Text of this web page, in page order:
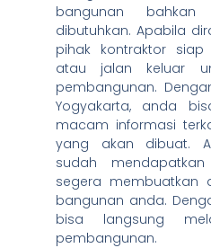
bangunan bahkan
dibutuhkan. Apabila
pihak kontraktor
atau jalan keluar
pembangunan.
Yogyakarta, anda
macam informasi
yang akan dibuat.
sudah
segera membuatkan
bangunan anda.
bisa langsung
pembangunan.